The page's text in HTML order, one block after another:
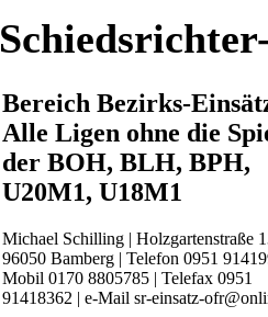
Bereich Bezirks-
Alle Ligen ohne die
der BOH, BLH, BPH,
U20M1, U18M1
Michael Schilling | Holzgartenstraße
96050 Bamberg | Telefon 0951
Mobil 0170 8805785 | Telefax 0951
91418362 | e-Mail sr-einsatz-